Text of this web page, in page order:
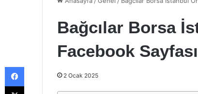
Bağcılar Borsa
Facebook Sayfası
2 Ocak 2025
Facebook
X